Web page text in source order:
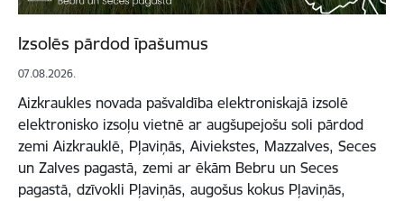
Izsolēs pārdod īpašumus
07.08.2026.
Aizkraukles novada pašvaldība elektroniskajā izsolē
elektronisko izsoļu vietnē ar augšupejošu soli pārdod
zemi Aizkrauklē, Pļaviņās, Aiviekstes, Mazzalves, Seces
un Zalves pagastā, zemi ar ēkām Bebru un Seces
pagastā, dzīvokli Pļaviņās, augošus kokus Pļaviņās,